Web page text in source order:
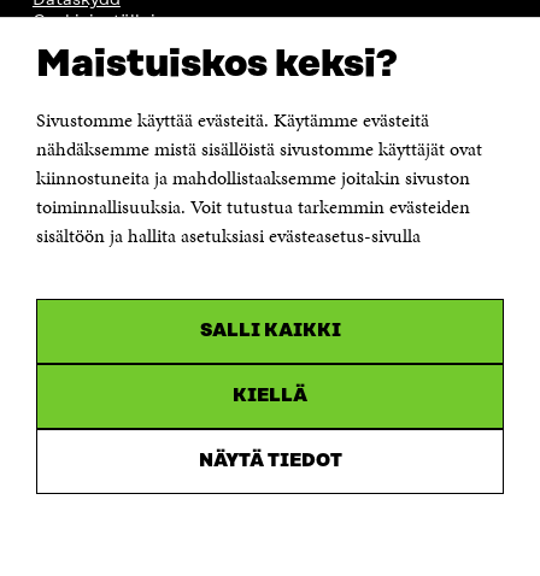
Maistuiskos keksi?
Sivustomme käyttää evästeitä. Käytämme evästeitä
nähdäksemme mistä sisällöistä sivustomme käyttäjät ovat
kiinnostuneita ja mahdollistaaksemme joitakin sivuston
toiminnallisuuksia. Voit tutustua tarkemmin evästeiden
sisältöön ja hallita asetuksiasi evästeasetus-sivulla
SALLI KAIKKI
KIELLÄ
NÄYTÄ TIEDOT
Cookieinställningar
Rapporteringskanal
Tillgänglighetsutredning
KONTAKTA OSS
Jubileumsfonden för Finlands självständighet Sitra
Östersjögatan 11–13, PB 160,
00181 Helsingfors
Personalens e-postadresser har formen:
fornamn.efternamn@sitra.fi
Öppnas
nytt